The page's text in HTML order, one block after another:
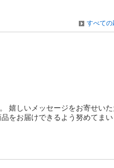
すべての
嬉しいメッセージをお寄せい
をお届けできるよう努めてま